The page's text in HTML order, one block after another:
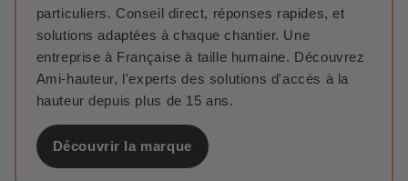
particuliers. Conseil direct, réponses rapides, et
solutions adaptées à chaque chantier. Une
entreprise à Française à taille humaine. Découvrez
Ami-hauteur, l'experts des solutions d'accès à la
hauteur depuis plus de 15 ans.
Découvrir la marque